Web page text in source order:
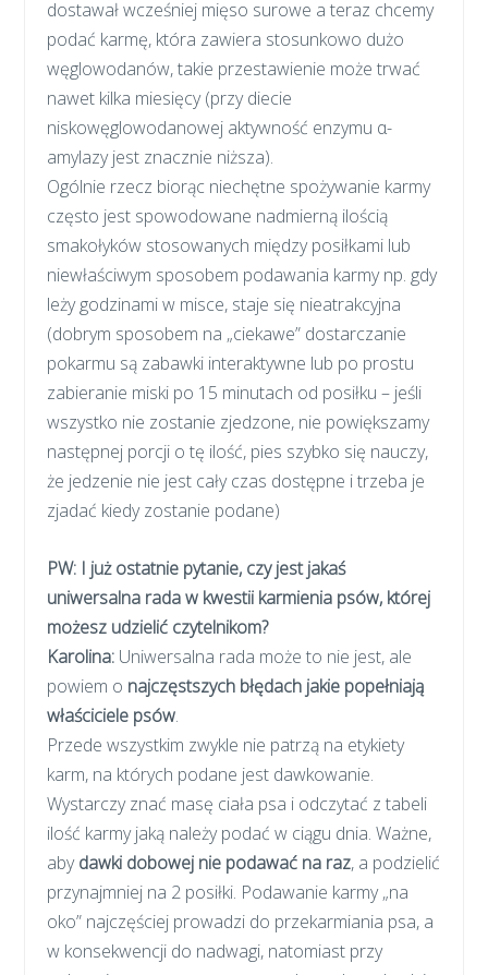
dostawał wcześniej mięso surowe a teraz chcemy
podać karmę, która zawiera stosunkowo dużo
węglowodanów, takie przestawienie może trwać
nawet kilka miesięcy (przy diecie
niskowęglowodanowej aktywność enzymu α-
amylazy jest znacznie niższa).
Ogólnie rzecz biorąc niechętne spożywanie karmy
często jest spowodowane nadmierną ilością
smakołyków stosowanych między posiłkami lub
niewłaściwym sposobem podawania karmy np. gdy
leży godzinami w misce, staje się nieatrakcyjna
(dobrym sposobem na „ciekawe” dostarczanie
pokarmu są zabawki interaktywne lub po prostu
zabieranie miski po 15 minutach od posiłku – jeśli
wszystko nie zostanie zjedzone, nie powiększamy
następnej porcji o tę ilość, pies szybko się nauczy,
że jedzenie nie jest cały czas dostępne i trzeba je
zjadać kiedy zostanie podane)
PW: I już ostatnie pytanie, czy jest jakaś
uniwersalna rada w kwestii karmienia psów, której
możesz udzielić czytelnikom?
Karolina: Uniwersalna rada może to nie jest, ale
powiem o najczęstszych błędach jakie popełniają
właściciele psów.
Przede wszystkim zwykle nie patrzą na etykiety
karm, na których podane jest dawkowanie.
Wystarczy znać masę ciała psa i odczytać z tabeli
ilość karmy jaką należy podać w ciągu dnia. Ważne,
abydawki dobowej nie podawać na raz, a podzielić
przynajmniej na 2 posiłki. Podawanie karmy „na
oko” najczęściej prowadzi do przekarmiania psa, a
w konsekwencji do nadwagi, natomiast przy